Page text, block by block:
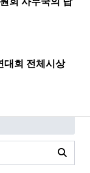
대회 전체시상